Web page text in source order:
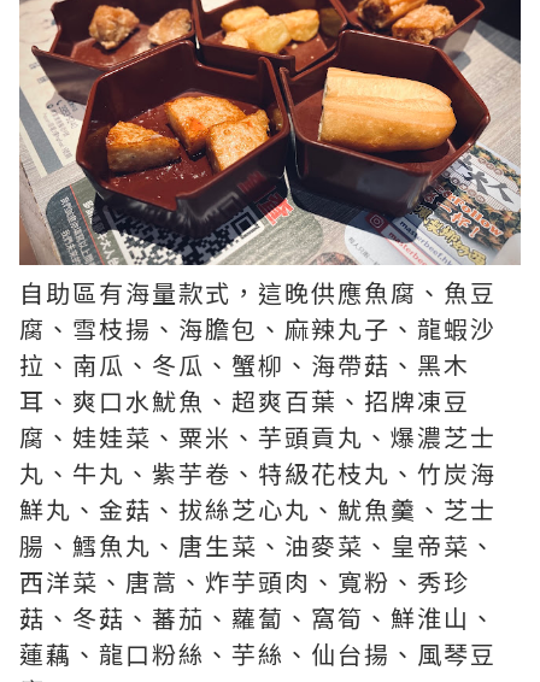
自助區有海量款式，這晚供應魚腐、魚豆
腐、雪枝揚、海膽包、麻辣丸子、龍蝦沙
拉、南瓜、冬瓜、蟹柳、海帶菇、黑木
耳、爽口水魷魚、超爽百葉、招牌凍豆
腐、娃娃菜、粟米、芋頭貢丸、爆濃芝士
丸、牛丸、紫芋卷、特級花枝丸、竹炭海
鮮丸、金菇、拔絲芝心丸、魷魚羹、芝士
腸、鱈魚丸、唐生菜、油麥菜、皇帝菜、
西洋菜、唐蒿、炸芋頭肉、寬粉、秀珍
菇、冬菇、蕃茄、蘿蔔、窩筍、鮮淮山、
蓮藕、龍口粉絲、芋絲、仙台揚、風琴豆